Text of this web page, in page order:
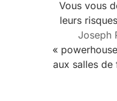
Vous vous
leurs
Joseph
«
aux salles de